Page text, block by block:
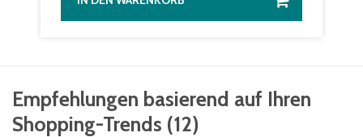
Empfehlungen basierend auf Ihren
Shopping-Trends (12)